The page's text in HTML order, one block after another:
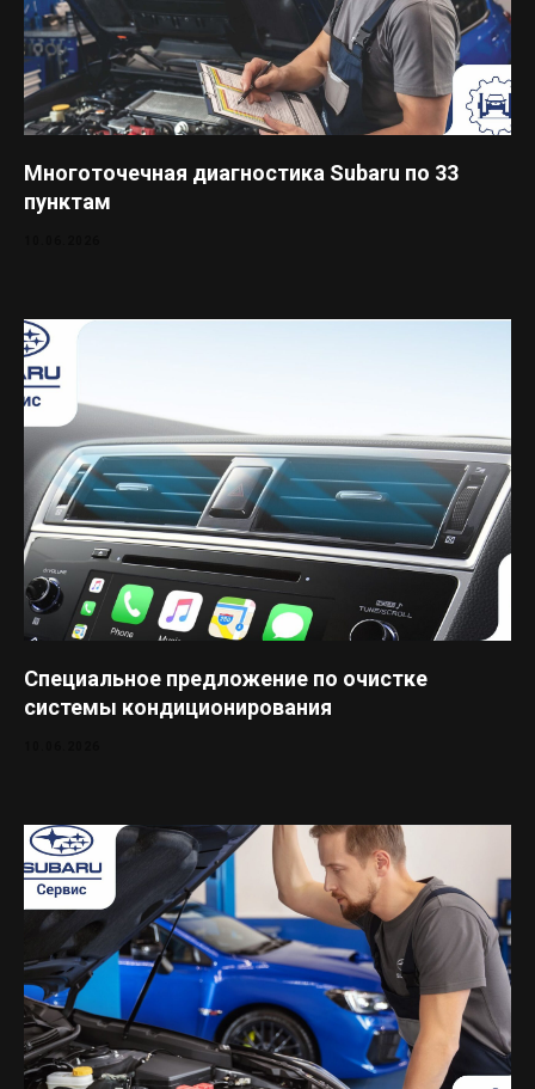
Многоточечная диагностика Subaru по 33
пунктам
Специальное предложение по очистке
системы кондиционирования